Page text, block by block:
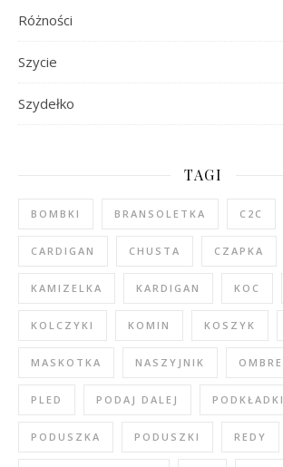
Różności
Szycie
Szydełko
TAGI
BOMBKI BRANSOLETKA C2C
CARDIGAN CHUSTA CZAPKA
KAMIZELKA KARDIGAN KOC
KOLCZYKI KOMIN KOSZYK
MASKOTKA NASZYJNIK OMBRE
PLED PODAJ DALEJ PODKŁADKI
PODUSZKA PODUSZKI REDY